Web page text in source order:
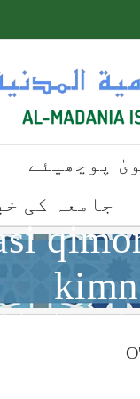
پوچھیئے
جامعہ کی
psixologiyasi qimor